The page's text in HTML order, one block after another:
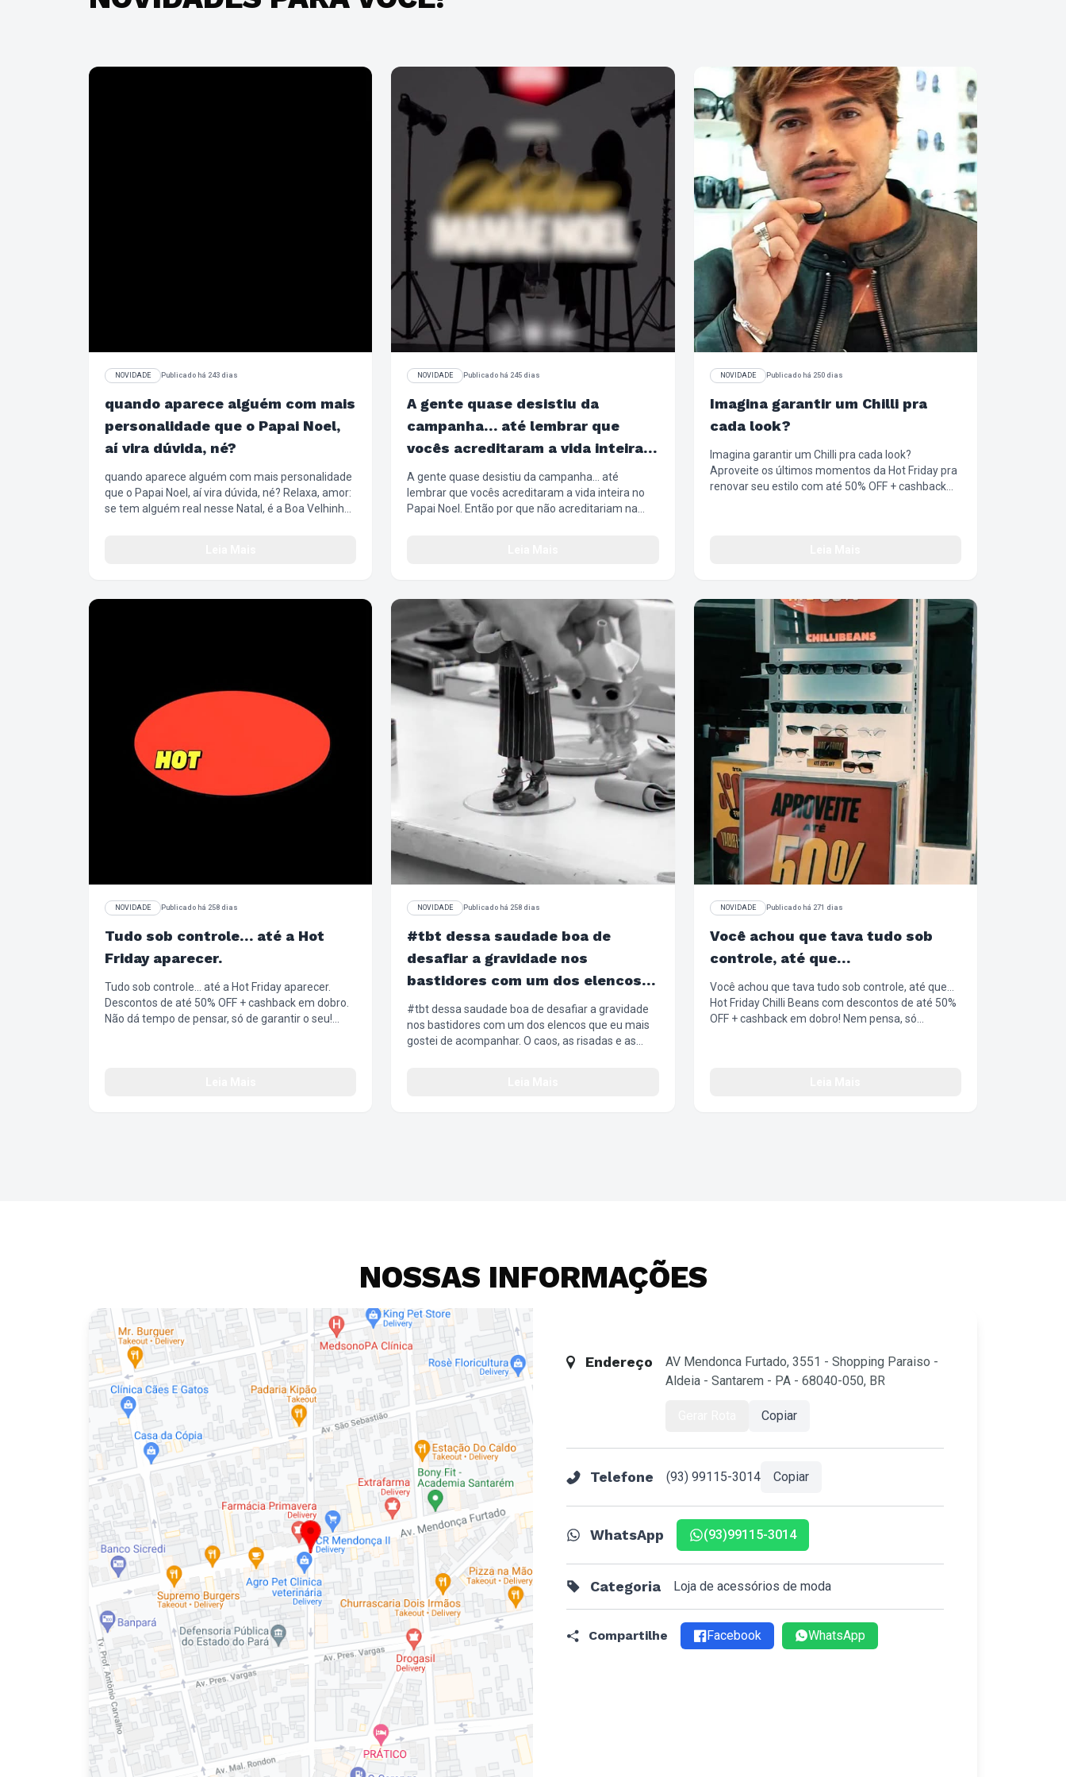
NOVIDADE Publicado há 243 dias
quando aparece alguém com mais
personalidade que o Papai Noel,
aí vira dúvida, né?
quando aparece alguém com mais personalidade
que o Papai Noel, aí vira dúvida, né? Relaxa, amor:
se tem alguém real nesse Natal, é a Boa Velhinha.
NOVIDADE Publicado há 245 dias
A gente quase desistiu da
campanha… até lembrar que
vocês acreditaram a vida inteira
no Papai Noel. Então por que não
acreditariam na gente?
A gente quase desistiu da campanha… até
lembrar que vocês acreditaram a vida inteira no
Papai Noel. Então por que não acreditariam na
NOVIDADE Publicado há 250 dias
Imagina garantir um Chilli pra
cada look?
Imagina garantir um Chilli pra cada look?
Aproveite os últimos momentos da Hot Friday pra
renovar seu estilo com até 50% OFF + cashback
NOVIDADE Publicado há 258 dias
Tudo sob controle… até a Hot
Friday aparecer.
Tudo sob controle… até a Hot Friday aparecer.
Descontos de até 50% OFF + cashback em dobro.
Não dá tempo de pensar, só de garantir o seu!
NOVIDADE Publicado há 258 dias
#tbt dessa saudade boa de
desafiar a gravidade nos
bastidores com um dos elencos
que eu mais gostei de
acompanhar
#tbt dessa saudade boa de desafiar a gravidade
nos bastidores com um dos elencos que eu mais
gostei de acompanhar. O caos, as risadas e as
NOVIDADE Publicado há 271 dias
Você achou que tava tudo sob
controle, até que…
Você achou que tava tudo sob controle, até que…
Hot Friday Chilli Beans com descontos de até 50%
OFF + cashback em dobro! Nem pensa, só
NOSSAS INFORMAÇÕES
Endereço
AV Mendonca Furtado, 3551 - Shopping Paraiso -
Aldeia - Santarem - PA - 68040-050, BR
Copiar
Telefone (93) 99115-3014 Copiar
WhatsApp (93)99115-3014
Categoria Loja de acessórios de moda
Compartilhe Facebook WhatsApp